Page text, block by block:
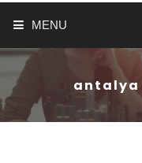
MENU
ANA SAYFA
antalya